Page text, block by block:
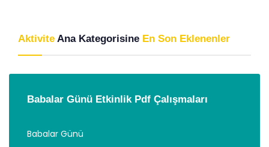
Aktivite Ana Kategorisine En Son Eklenenler
Babalar Günü Etkinlik Pdf Çalışmaları
Babalar Günü